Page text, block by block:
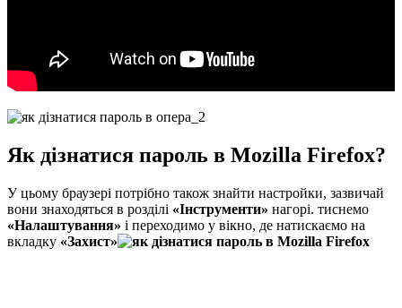
Як дізнатися пароль в Mozilla Firefox?
У цьому браузері потрібно також знайти настройки, зазвичай
вони знаходяться в розділі «Інструменти» нагорі. тиснемо
«Налаштування» і переходимо у вікно, де натискаємо на
вкладку «Захист»